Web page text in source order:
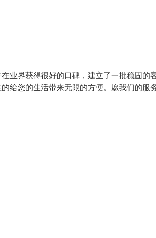
业界获得很好的口碑，建立了一批稳固的
给您的生活带来无限的方便。愿我们的服